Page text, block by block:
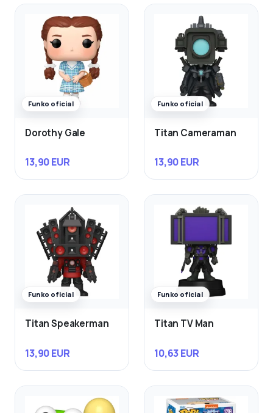
Funko oficial
Dorothy Gale
13,90 EUR
Funko oficial
Titan Cameraman
13,90 EUR
Funko oficial
Titan Speakerman
13,90 EUR
Funko oficial
Titan TV Man
10,63 EUR